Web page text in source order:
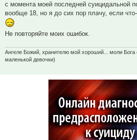
с момента моей последней суицидальной
вообще 18, но я до сих пор плачу, если
Не повторяйте моих ошибок.
Ангеле Божий, хранителю мой хороший... моли
маленькой девочки)